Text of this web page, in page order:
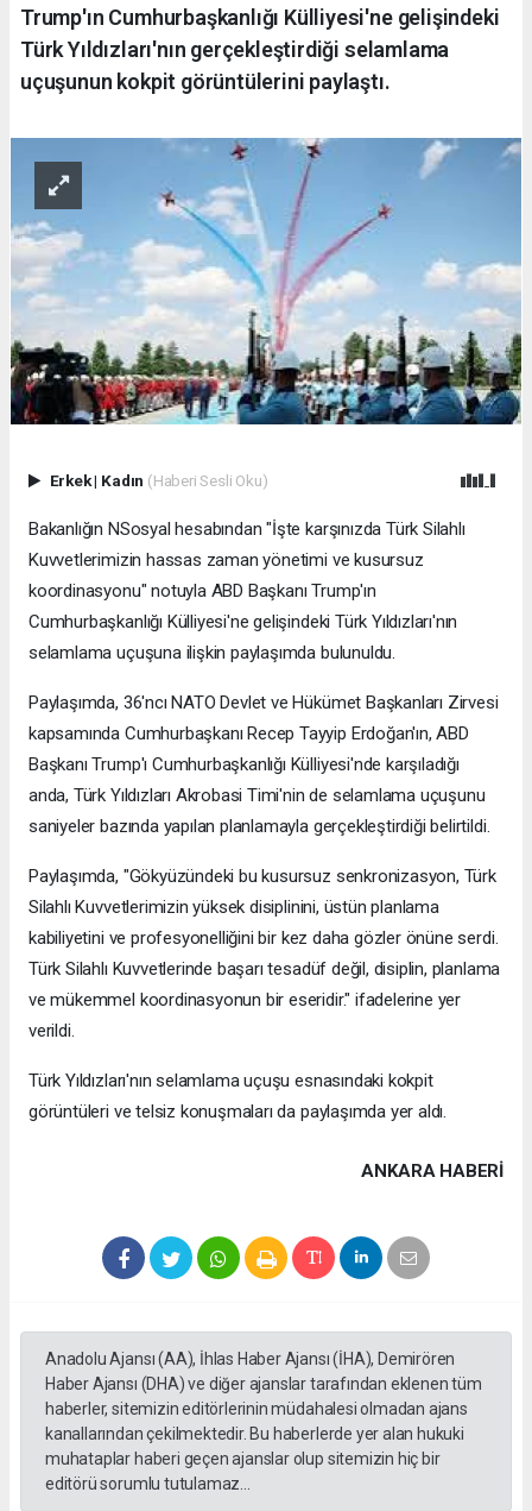
Trump'ın Cumhurbaşkanlığı Külliyesi'ne gelişindeki
Türk Yıldızları'nın gerçekleştirdiği selamlama
uçuşunun kokpit görüntülerini paylaştı.
Erkek| Kadın (Haberi Sesli Oku)
Bakanlığın NSosyal hesabından "İşte karşınızda Türk Silahlı
Kuvvetlerimizin hassas zaman yönetimi ve kusursuz
koordinasyonu" notuyla ABD Başkanı Trump'ın
Cumhurbaşkanlığı Külliyesi'ne gelişindeki Türk Yıldızları'nın
selamlama uçuşuna ilişkin paylaşımda bulunuldu.
Paylaşımda, 36'ncı NATO Devlet ve Hükümet Başkanları Zirvesi
kapsamında Cumhurbaşkanı Recep Tayyip Erdoğan'ın, ABD
Başkanı Trump'ı Cumhurbaşkanlığı Külliyesi'nde karşıladığı
anda, Türk Yıldızları Akrobasi Timi'nin de selamlama uçuşunu
saniyeler bazında yapılan planlamayla gerçekleştirdiği belirtildi.
Paylaşımda, "Gökyüzündeki bu kusursuz senkronizasyon, Türk
Silahlı Kuvvetlerimizin yüksek disiplinini, üstün planlama
kabiliyetini ve profesyonelliğini bir kez daha gözler önüne serdi.
Türk Silahlı Kuvvetlerinde başarı tesadüf değil, disiplin, planlama
ve mükemmel koordinasyonun bir eseridir." ifadelerine yer
verildi.
Türk Yıldızları'nın selamlama uçuşu esnasındaki kokpit
görüntüleri ve telsiz konuşmaları da paylaşımda yer aldı.
ANKARA HABERİ
Anadolu Ajansı (AA), İhlas Haber Ajansı (İHA), Demirören
Haber Ajansı (DHA) ve diğer ajanslar tarafından eklenen tüm
haberler, sitemizin editörlerinin müdahalesi olmadan ajans
kanallarından çekilmektedir. Bu haberlerde yer alan hukuki
muhataplar haberi geçen ajanslar olup sitemizin hiç bir
editörü sorumlu tutulamaz...